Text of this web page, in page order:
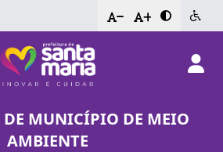
- +
DE MUNICÍPIO DE MEIO
AMBIENTE